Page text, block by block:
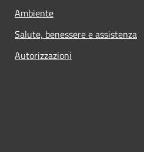
Ambiente
Salute, benessere e assistenza
Autorizzazioni